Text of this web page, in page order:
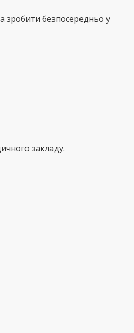
зробити безпосередньо у
закладу.